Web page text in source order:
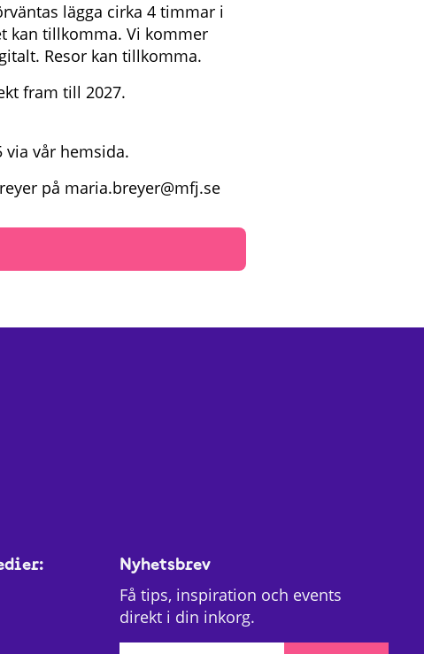
lägga cirka 4 timmar i
kan tillkomma. Vi kommer
Resor kan tillkomma.
fram till 2027.
via vår hemsida.
på maria.breyer@mfj.se
Nyhetsbrev
Få tips, inspiration och events
direkt i din inkorg.